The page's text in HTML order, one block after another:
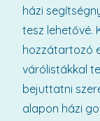
házi
tesz lehetővé.
hozzátartozó
várólistákkal
bejuttatni
alapon házi